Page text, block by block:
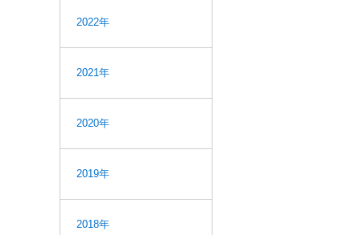
2022年
2021年
2020年
2019年
2018年